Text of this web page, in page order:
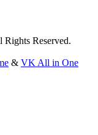
Reserved.
& VK All in One